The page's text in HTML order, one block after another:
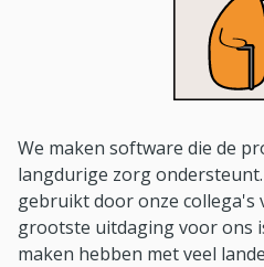
We maken software die de
langdurige zorg
gebruikt door onze collega's
grootste uitdaging voor ons
maken hebben met veel